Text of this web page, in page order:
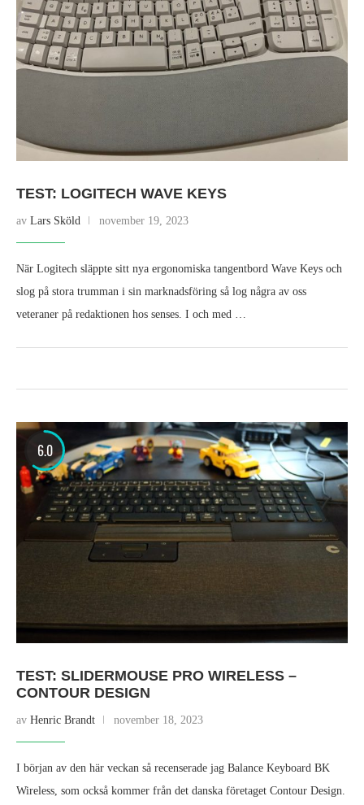
TEST: LOGITECH WAVE KEYS
av Lars Sköld november 19, 2023
När Logitech släppte sitt nya ergonomiska tangentbord Wave Keys och
slog på stora trumman i sin marknadsföring så log några av oss
veteraner på redaktionen hos senses. I och med …
6.0
TEST: SLIDERMOUSE PRO WIRELESS –
CONTOUR DESIGN
av Henric Brandt november 18, 2023
I början av den här veckan så recenserade jag Balance Keyboard BK
Wireless, som också kommer från det danska företaget Contour Design.